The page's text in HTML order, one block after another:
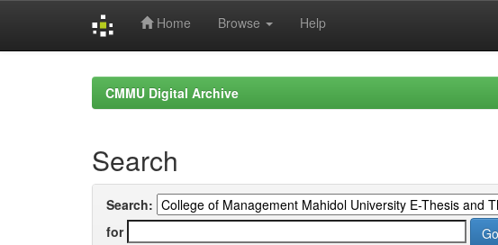
Home Browse Help
CMMU Digital Archive
Search
Search:
for